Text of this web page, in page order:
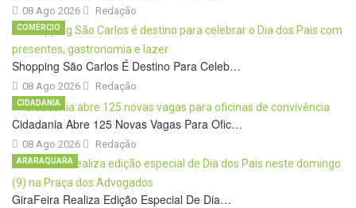
08 Ago 2026 Redação
Shopping São Carlos É Destino Para Celeb…
08 Ago 2026
COMÉRCIO
Redação
Cidadania Abre 125 Novas Vagas Para Ofic…
08 Ago 2026
CIDADANIA
Redação
GiraFeira Realiza Edição Especial De Dia…
ARARAQUARA